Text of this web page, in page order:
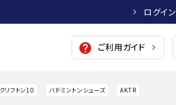
ログイン
help ご利用ガイド
クリフトン10 バドミントンシューズ AKTR